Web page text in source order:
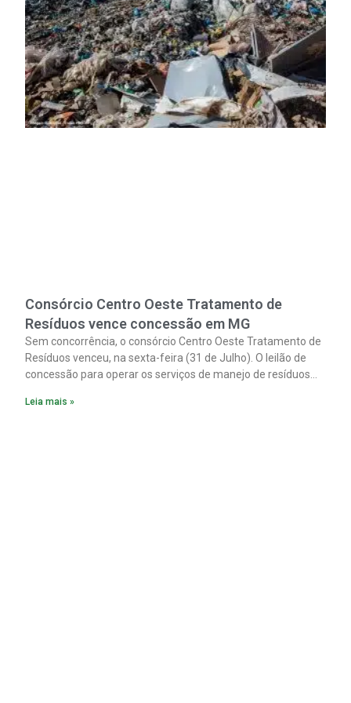
Consórcio Centro Oeste Tratamento de
Resíduos vence concessão em MG
Sem concorrência, o consórcio Centro Oeste Tratamento de
Resíduos venceu, na sexta-feira (31 de Julho). O leilão de
concessão para operar os serviços de manejo de resíduos
(Consórcio Intermunicipal Multifinalitário do Centro-Oeste
Leia mais »